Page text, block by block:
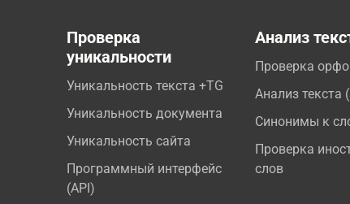
Проверка
уникальности
Уникальность текста +TG
Уникальность документа
Уникальность сайта
Программный интерфейс
(API)
Анализ
Проверка
Анализ текста
Синонимы к
Проверка
слов